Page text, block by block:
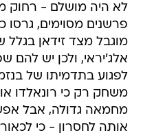
לא היה מושלם - רחוק
פרשנים מסוימים, גרסו
מוגבל מצד זידאן
אלג'יראי, ולכן יש
לפגוע בתדמיתו של
משחק רק כי רונאלדו
מחמאה גדולה, אבל
אותה לחסרון - כי